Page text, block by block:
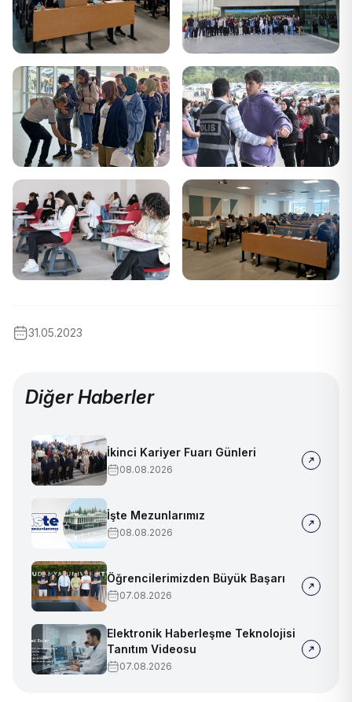
31.05.2023
Diğer Haberler
İkinci Kariyer Fuarı Günleri
08.08.2026
İşte Mezunlarımız
08.08.2026
Öğrencilerimizden Büyük Başarı
07.08.2026
Elektronik Haberleşme Teknolojisi
Tanıtım Videosu
07.08.2026